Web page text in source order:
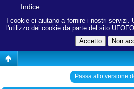
I cookie ci aiutano a fornire i nostri
l'utilizzo dei cookie da parte del sito
Indice
Passa allo versione